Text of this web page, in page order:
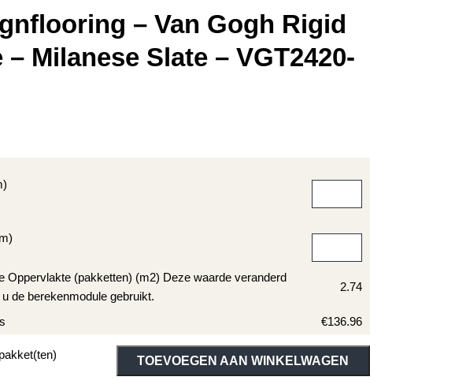
– Van Gogh Rigid
– Milanese Slate – VGT2420-
Oppervlakte (pakketten) (m2) Deze waarde veranderd
de berekenmodule gebruikt.
2.74
€136.96
TOEVOEGEN AAN WINKELWAGEN